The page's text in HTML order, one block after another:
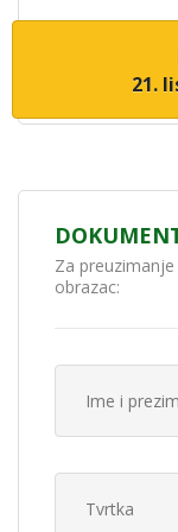
21.
Za
obrazac: